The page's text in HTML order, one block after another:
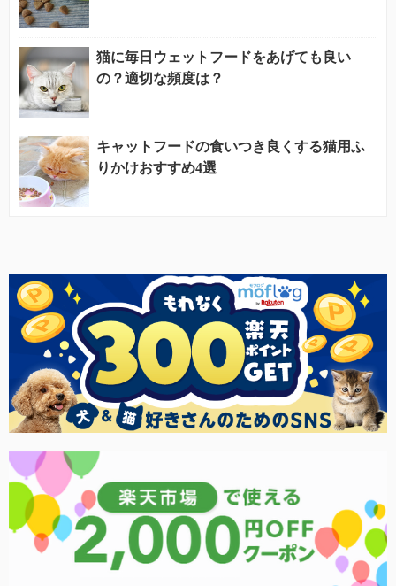
猫に毎日ウェットフードをあげても良い
の？適切な頻度は？
キャットフードの食いつき良くする猫用ふ
りかけおすすめ4選